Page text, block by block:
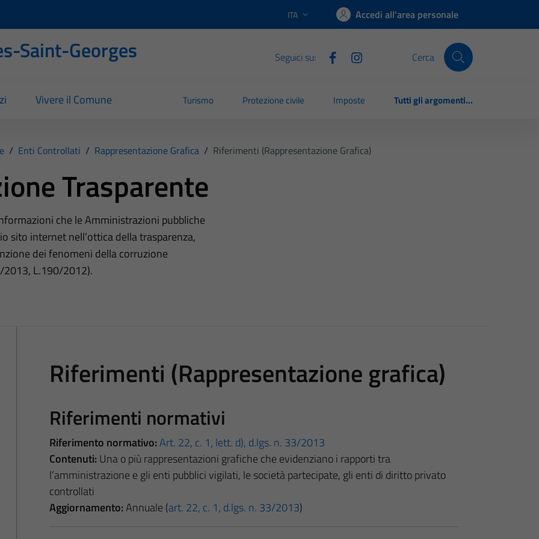
Lingua attiva:
ITA Accedi all'area personale
Saint-Georges Seguici su: Cerca
Vivere il Comune Turismo Protezione civile Imposte Tutti gli argomenti...
/ Enti Controllati / Rappresentazione Grafica / Riferimenti (Rappresentazione Grafica)
Trasparente
che le Amministrazioni pubbliche
sito internet nell’ottica della trasparenza,
dei fenomeni della corruzione
L.190/2012).
Riferimenti (Rappresentazione grafica)
Riferimenti normativi
Riferimento normativo:Art. 22, c. 1, lett. d), d.lgs. n. 33/2013
Contenuti: Una o più rappresentazioni grafiche che evidenziano i rapporti tra
l’amministrazione e gli enti pubblici vigilati, le società partecipate, gli enti di diritto privato
controllati
Aggiornamento:Annuale (art. 22, c. 1, d.lgs. n. 33/2013)